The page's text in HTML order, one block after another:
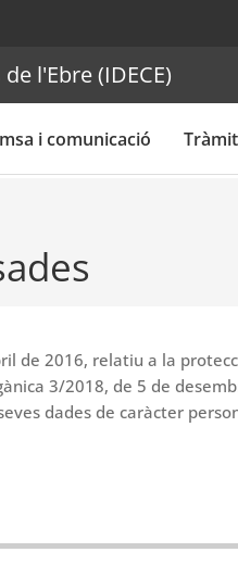
l'Ebre (IDECE)
i comunicació
de 2016, relatiu a la
3/2018, de 5 de
dades de caràcter